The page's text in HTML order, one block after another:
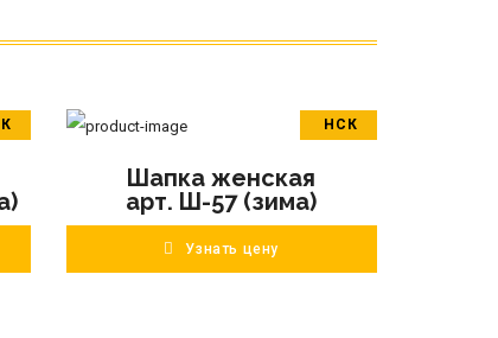
НСК
ПОДРОБНЕЕ
Шапка женская
арт. Ш-57 (зима)
Узнать цену